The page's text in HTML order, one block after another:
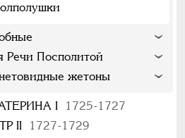
Речи Посполитой
жетоны
I
1725-1727
II
1727-1729